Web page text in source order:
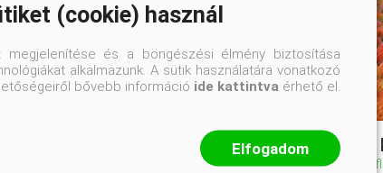
Angelina
Sedum
(cookie) használ
megjelenítése és a böngészési élmény biztosítása
alkalmazunk. A sütik használatára vonatkozó
bővebb információ ide kattintva érhető el.
Elfogadom